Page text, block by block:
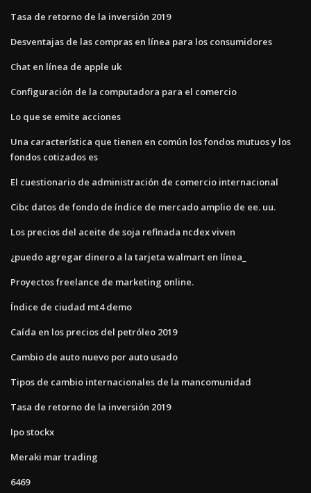
Tasa de retorno de la inversión 2019
Desventajas de las compras en línea para los consumidores
Chat en línea de apple uk
Configuración de la computadora para el comercio
Lo que se emite acciones
Una característica que tienen en común los fondos mutuos y los
fondos cotizados es
El cuestionario de administración de comercio internacional
Cibc datos de fondo de índice de mercado amplio de ee. uu.
Los precios del aceite de soja refinada ncdex viven
¿puedo agregar dinero a la tarjeta walmart en línea_
Proyectos freelance de marketing online.
Índice de ciudad mt4 demo
Caída en los precios del petróleo 2019
Cambio de auto nuevo por auto usado
Tipos de cambio internacionales de la mancomunidad
Tasa de retorno de la inversión 2019
Ipo stockx
Meraki mar trading
6469